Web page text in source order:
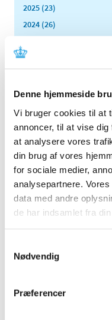
Denne hjemmeside
Vi bruger cookies til at
annoncer, til at vise
at analysere vores
din brug af vores
for sociale medier,
analysepartnere.
data med andre
de har indsamlet fra
Nødvendig
Præferencer
2025 (23)
2024 (26)
2022 (20)
2020 (62)
2019 (20)
November (2)
October (1)
August (1)
July (4)
May (1)
April (1)
March (6)
February (1)
2018 (37)
2016 (43)